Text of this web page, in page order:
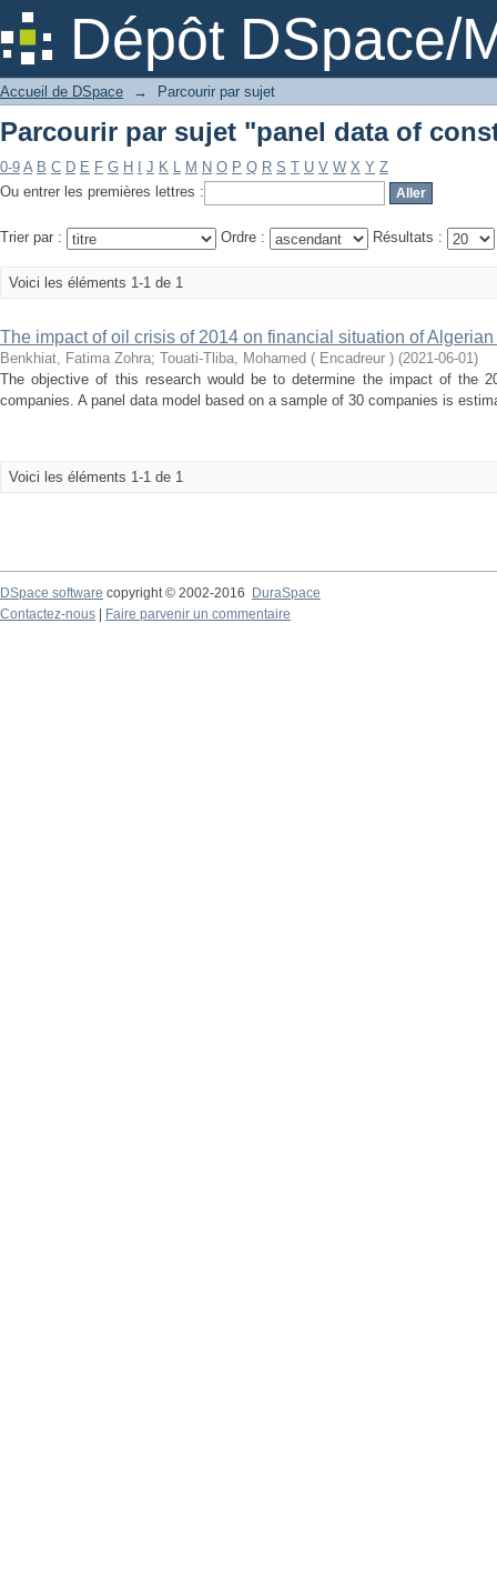
Dépôt DSpace/
Parcourir par sujet "panel data of
Accueil de DSpace → Parcourir par sujet
Parcourir par sujet "panel data of
0-9 A B C D E F G H J K L M N O P Q R S T U V W X Y Z
Ou entrer les premières lettres :
Trier par : Ordre : Résultats :
Voici les éléments 1-1 de 1
The impact of oil crisis of 2014 on financial situation of
Benkhiat, Fatima Zohra; Touati-Tliba, Mohamed ( Encadreur ) (2021-06-01)
The objective of this research would be to determine the impact of the
companies. A panel data model based on a sample of 30 companies is
Voici les éléments 1-1 de 1
DSpace software copyright © 2002-2016
DuraSpace
Contactez-nous
Faire parvenir un commentaire